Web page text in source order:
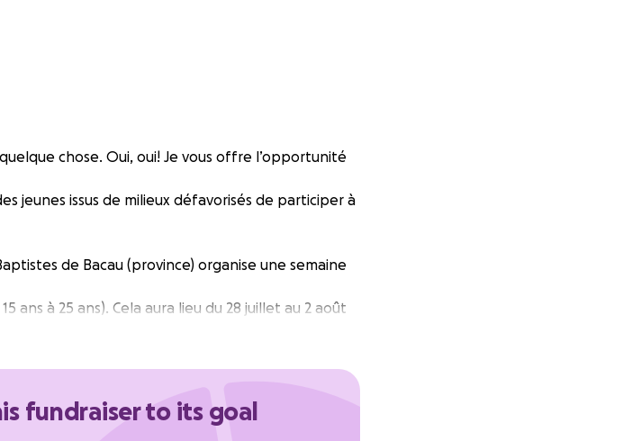
chose. Oui, oui! Je vous offre l’opportunité
jeunes issus de milieux défavorisés de participer à
de Bacau (province) organise une semaine
ans à 25 ans). Cela aura lieu du 28 juillet au 2 août
fundraiser to its goal